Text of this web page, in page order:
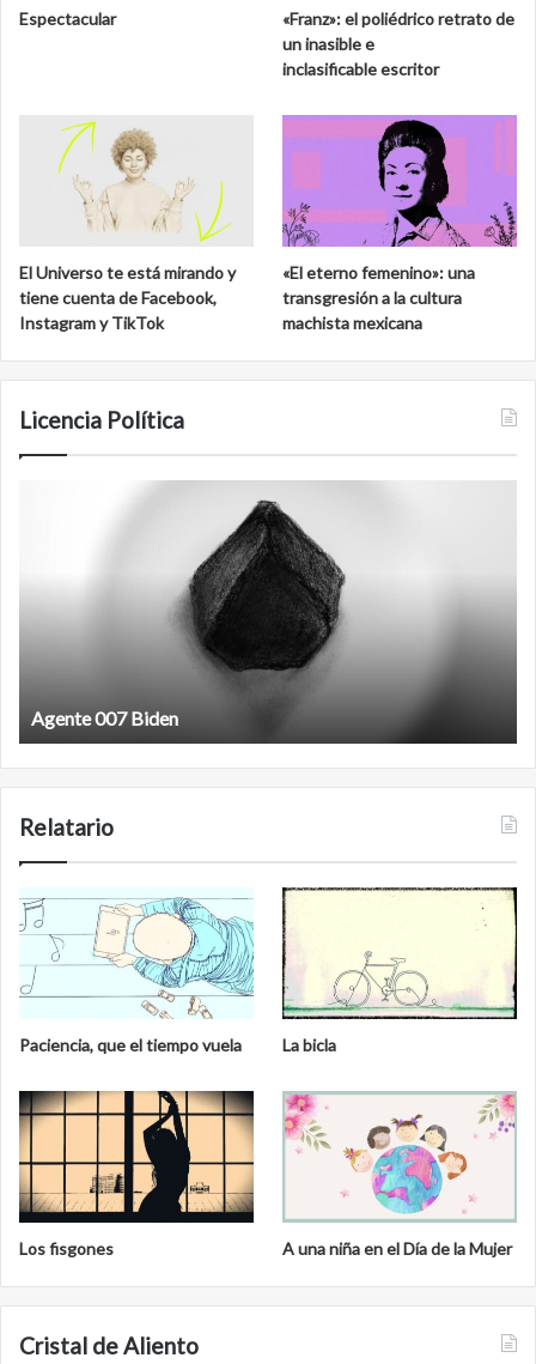
Espectacular
«Franz»: el poliédrico retrato de
un inasible e
inclasificable escritor
El Universo te está mirando y
tiene cuenta de Facebook,
Instagram y TikTok
«El eterno femenino»: una
transgresión a la cultura
machista mexicana
Licencia Política
Agente 007 Biden
Relatario
Paciencia, que el tiempo vuela La bicla
Los fisgones A una niña en el Día de la Mujer
Cristal de Aliento